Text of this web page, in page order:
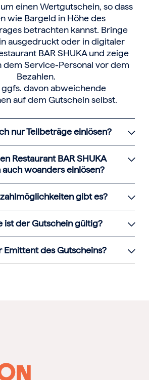
einen Wertgutschein, so dass
wie Bargeld in Höhe des
betrachten kannst. Bringe
ausgedruckt oder in digitaler
BAR SHUKA und zeige
dem Service-Personal vor dem
Bezahlen.
ggfs. davon abweichende
auf dem Gutschein selbst.
nur Teilbeträge einlösen?
Restaurant BAR SHUKA
woanders einlösen?
gibt es?
ist der Gutschein gültig?
Emittent des Gutscheins?